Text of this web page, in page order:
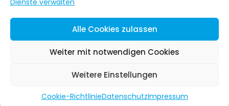
Dienste verwalten
Alle Cookies zulassen
Weiter mit notwendigen Cookies
Weitere Einstellungen
Cookie-RichtlinieDatenschutzImpressum
großartigen
schau bald
vorbei!